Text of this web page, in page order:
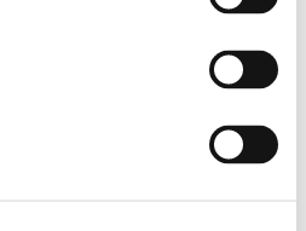
kuvailee kirjan
ovat enimmäkseen